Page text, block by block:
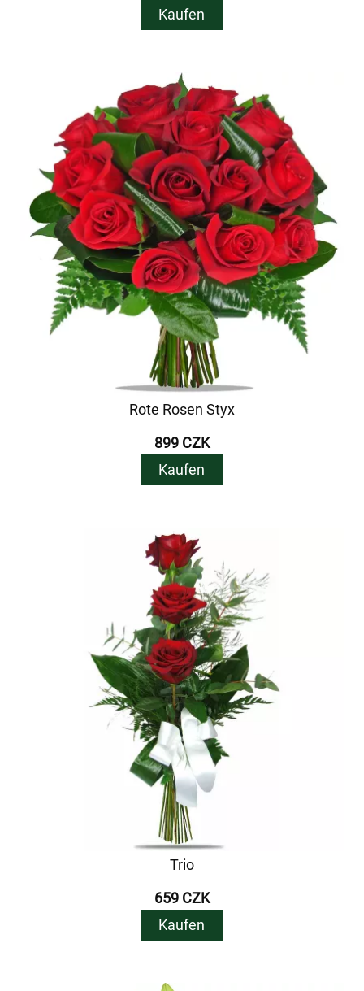
Kaufen
Rote Rosen Styx
899 CZK
Kaufen
Trio
659 CZK
Kaufen